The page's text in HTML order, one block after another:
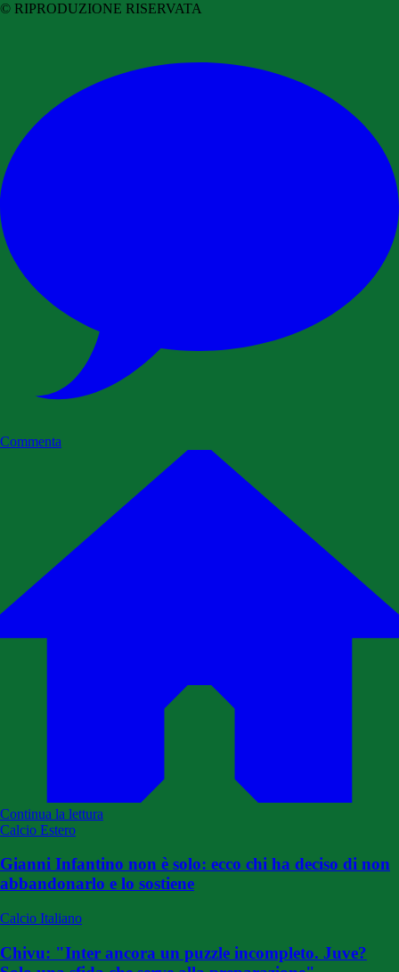
© RIPRODUZIONE RISERVATA
Commenta
Continua la lettura
Calcio Estero
Gianni Infantino non è solo: ecco chi ha deciso di non
abbandonarlo e lo sostiene
Calcio Italiano
Chivu: "Inter ancora un puzzle incompleto. Juve?